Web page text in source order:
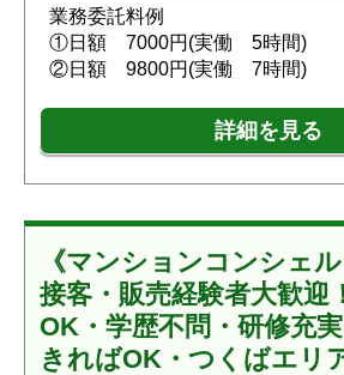
業務委託料例
①日額 7000円(実働 5時間)
②日額 9800円(実働 7時間)
詳細を見る
《マンションコンシェル
接客・販売経験者大歓迎
OK・学歴不問・研修充
きればOK・つくばエリ